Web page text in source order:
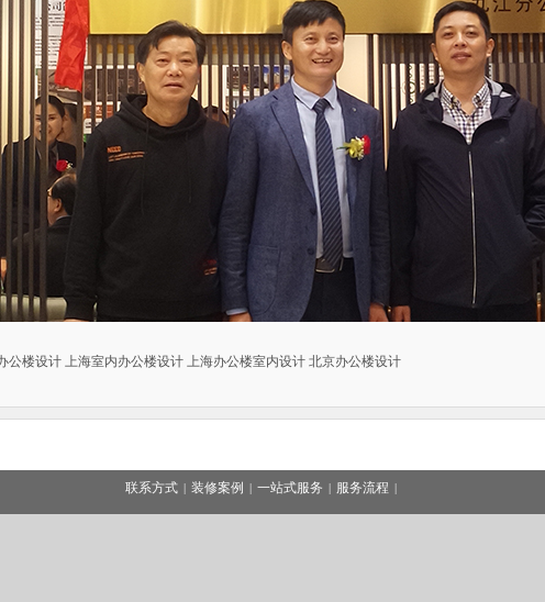
公楼设计 上海室内办公楼设计 上海办公楼室内设计 北京办公楼设计
联系方式 | 装修案例 | 一站式服务 | 服务流程 |